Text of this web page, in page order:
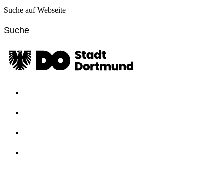
Suche auf Webseite